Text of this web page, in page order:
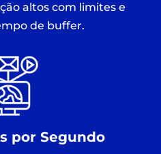
altos com limites e
de buffer.
por Segundo